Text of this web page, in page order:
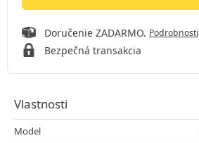
Doručenie ZADARMO. Podrobnosti
Bezpečná transakcia
Vlastnosti
Model